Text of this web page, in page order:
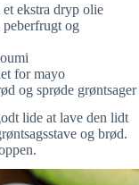
ekstra dryp olie
peberfrugt og
for mayo
og sprøde grøntsager
lide at lave den lidt
og brød.